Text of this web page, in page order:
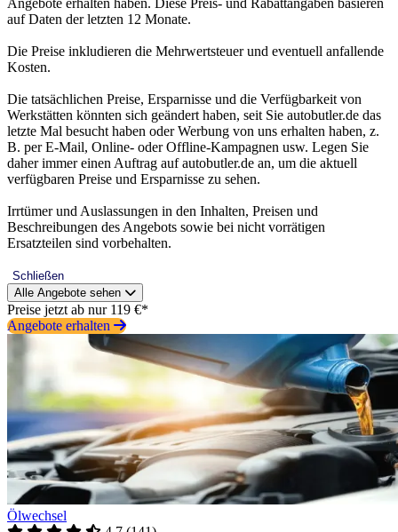
auf Daten der letzten 12 Monate.
Die Preise inkludieren die Mehrwertsteuer und eventuell anfallende
Kosten.
Die tatsächlichen Preise, Ersparnisse und die Verfügbarkeit von
Werkstätten könnten sich geändert haben, seit Sie autobutler.de das
letzte Mal besucht haben oder Werbung von uns erhalten haben, z.
B. per E-Mail, Online- oder Offline-Kampagnen usw. Legen Sie
daher immer einen Auftrag auf autobutler.de an, um die aktuell
verfügbaren Preise und Ersparnisse zu sehen.
Irrtümer und Auslassungen in den Inhalten, Preisen und
Beschreibungen des Angebots sowie bei nicht vorrätigen
Ersatzteilen sind vorbehalten.
Schließen
Alle Angebote sehen
Preise jetzt ab nur 119 €*
Angebote erhalten
Ölwechsel